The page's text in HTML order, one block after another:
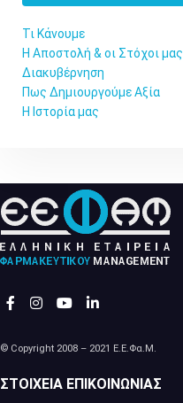
Τι Κάνουμε
Η Αποστολή & οι Στόχοι μας
Διακυβέρνηση
Πως Δημιουργούμε Αξία
Η Ιστορία μας
© Copyright 2008 – 2021 Ε.Ε.Φα.Μ.
ΣΤΟΙΧΕΊΑ ΕΠΙΚΟΙΝΩΝΊΑΣ